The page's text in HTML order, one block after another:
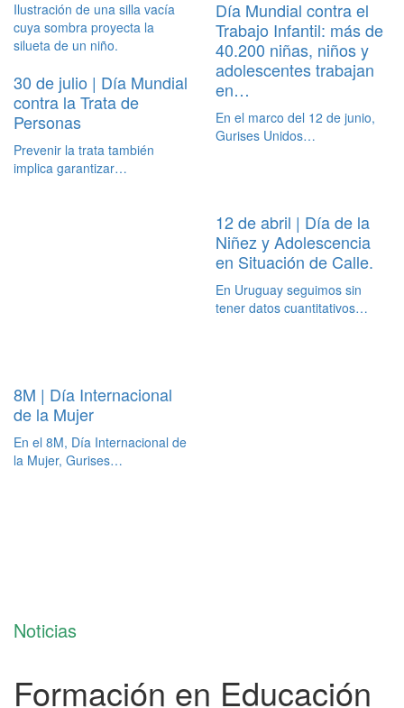
30 de julio | Día Mundial
contra la Trata de
Personas
Prevenir la trata también
implica garantizar…
Día Mundial contra el
Trabajo Infantil: más de
40.200 niñas, niños y
adolescentes trabajan
en…
En el marco del 12 de junio,
Gurises Unidos…
12 de abril | Día de la
Niñez y Adolescencia
en Situación de Calle.
En Uruguay seguimos sin
tener datos cuantitativos…
8M | Día Internacional
de la Mujer
En el 8M, Día Internacional de
la Mujer, Gurises…
Noticias
Formación en Educación